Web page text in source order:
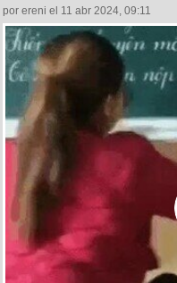
por ereni el 11 abr 2024, 09:11